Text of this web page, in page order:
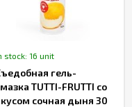
stock: 16 unit
гель-
TUTTI-FRUTTI со
сочная дыня 30